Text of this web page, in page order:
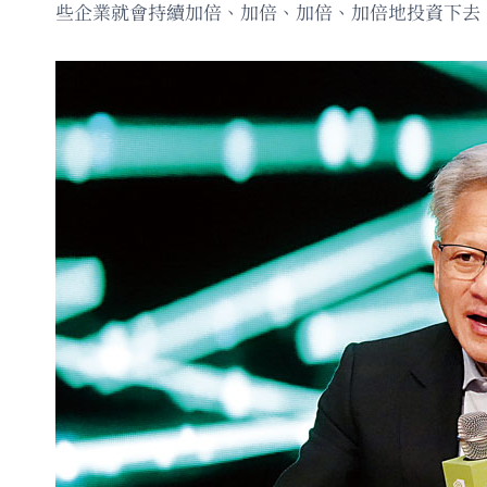
些企業就會持續加倍、加倍、加倍、加倍地投資下去